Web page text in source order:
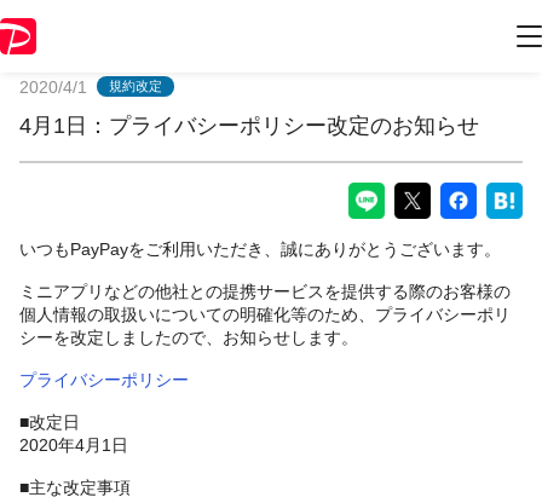
2020/4/1 規約改定
4月1日：プライバシーポリシー改定のお知らせ
いつもPayPayをご利用いただき、誠にありがとうございます。
ミニアプリなどの他社との提携サービスを提供する際のお客様の
個人情報の取扱いについての明確化等のため、プライバシーポリ
シーを改定しましたので、お知らせします。
プライバシーポリシー
■改定日
2020年4月1日
■主な改定事項